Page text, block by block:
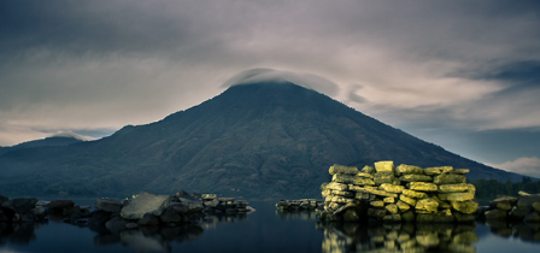
El hombre de Guatemala
2018